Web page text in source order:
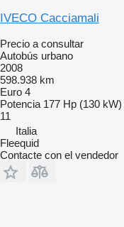
IVECO Cacciamali
Precio a consultar
Autobús urbano
2008
598.938 km
Euro 4
Potencia 177 Hp (130 kW)
11
Italia
Fleequid
Contacte con el vendedor